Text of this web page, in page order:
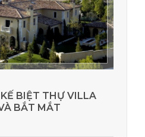
BIỆT THỰ VILLA
BẮT MẮT